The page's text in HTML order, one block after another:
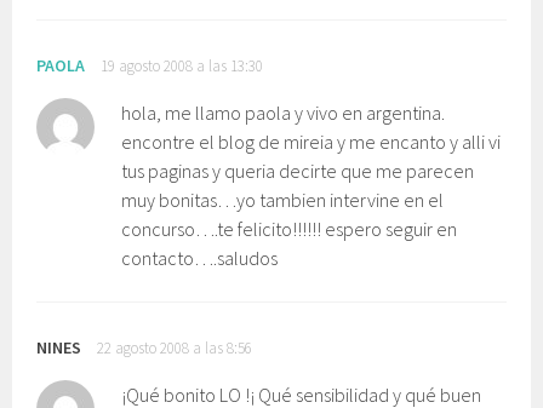
PAOLA 19 agosto 2008 a las 13:30
hola, me llamo paola y vivo en argentina.
encontre el blog de mireia y me encanto y alli vi
tus paginas y queria decirte que me parecen
muy bonitas…yo tambien intervine en el
concurso….te felicito!!!!!! espero seguir en
contacto….saludos
NINES 22 agosto 2008 a las 8:56
¡Qué bonito LO !¡ Qué sensibilidad y qué buen